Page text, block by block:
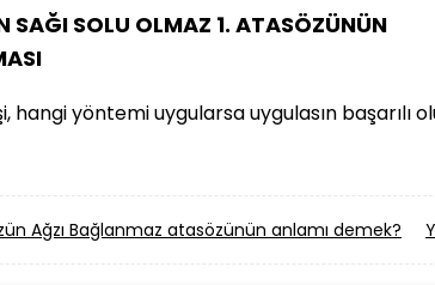
SAĞI SOLU OLMAZ 1. ATASÖZÜNÜN
hangi yöntemi uygularsa uygulasın başarılı
Ağzı Bağlanmaz atasözünün anlamı demek?